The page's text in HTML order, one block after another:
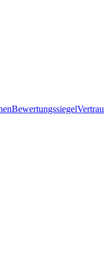
Bewertungssiegel